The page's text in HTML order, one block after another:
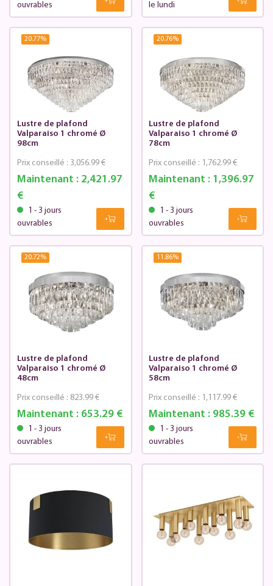
ouvrables
le lundi
20.77%
Lustre de plafond
Valparaiso 1 chromé Ø
98cm
Maintenant :2,421.97
€
Prix conseillé : 3,056.99 €
1 - 3 jours
ouvrables
20.76%
Lustre de plafond
Valparaiso 1 chromé Ø
78cm
Maintenant : 1,396.97
€
Prix conseillé : 1,762.99 €
1 - 3 jours
ouvrables
20.72%
Lustre de plafond
Valparaiso 1 chromé Ø
48cm
Maintenant :653.29 €
Prix conseillé : 823.99 €
1 - 3 jours
ouvrables
11.86%
Lustre de plafond
Valparaiso 1 chromé Ø
58cm
Maintenant : 985.39 €
Prix conseillé : 1,117.99 €
1 - 3 jours
ouvrables